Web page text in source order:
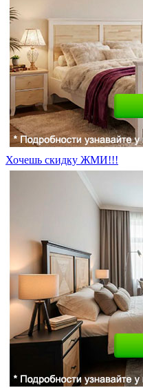
Хочешь скидку ЖМИ!!!